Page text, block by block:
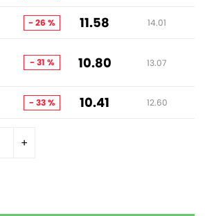
+
- 26 % 11.58 14.01
- 31 % 10.80 13.07
- 33 % 10.41 12.60